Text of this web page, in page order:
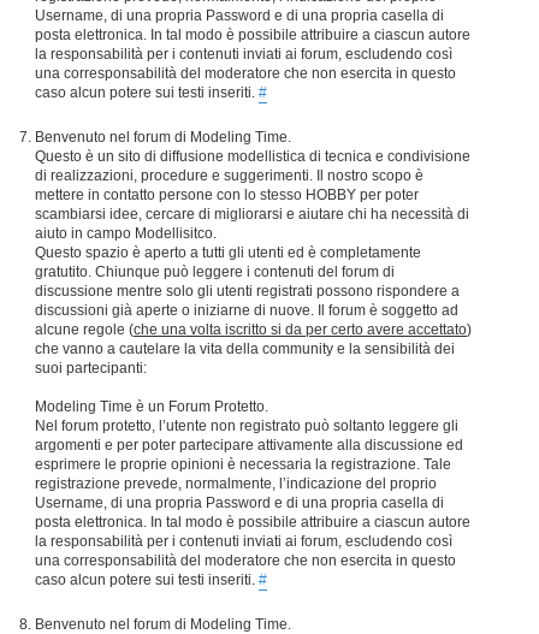
Username, di una propria Password e di una propria casella di
posta elettronica. In tal modo è possibile attribuire a ciascun autore
la responsabilità per i contenuti inviati ai forum, escludendo così
una corresponsabilità del moderatore che non esercita in questo
caso alcun potere sui testi inseriti. #
Benvenuto nel forum di Modeling Time.
Questo è un sito di diffusione modellistica di tecnica e condivisione
di realizzazioni, procedure e suggerimenti. Il nostro scopo è
mettere in contatto persone con lo stesso HOBBY per poter
scambiarsi idee, cercare di migliorarsi e aiutare chi ha necessità di
aiuto in campo Modellisitco.
Questo spazio è aperto a tutti gli utenti ed è completamente
gratutito. Chiunque può leggere i contenuti del forum di
discussione mentre solo gli utenti registrati possono rispondere a
discussioni già aperte o iniziarne di nuove. Il forum è soggetto ad
alcune regole (che una volta iscritto si da per certo avere accettato)
che vanno a cautelare la vita della community e la sensibilità dei
suoi partecipanti:
Modeling Time è un Forum Protetto.
Nel forum protetto, l’utente non registrato può soltanto leggere gli
argomenti e per poter partecipare attivamente alla discussione ed
esprimere le proprie opinioni è necessaria la registrazione. Tale
registrazione prevede, normalmente, l’indicazione del proprio
Username, di una propria Password e di una propria casella di
posta elettronica. In tal modo è possibile attribuire a ciascun autore
la responsabilità per i contenuti inviati ai forum, escludendo così
una corresponsabilità del moderatore che non esercita in questo
caso alcun potere sui testi inseriti. #
Benvenuto nel forum di Modeling Time.